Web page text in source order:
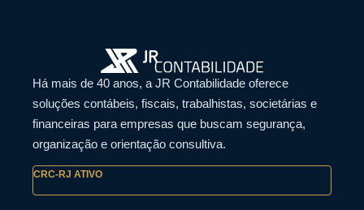
Há mais de 40 anos, a JR Contabilidade oferece
soluções contábeis, fiscais, trabalhistas, societárias e
financeiras para empresas que buscam segurança,
organização e orientação consultiva.
CRC-RJ ATIVO